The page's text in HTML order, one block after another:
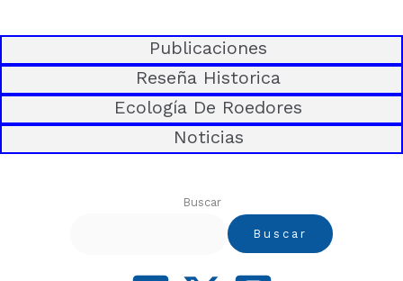
Publicaciones
Reseña Historica
Ecología De Roedores
Noticias
Buscar
Buscar